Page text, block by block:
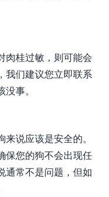
肉桂过敏，则可能会
我们建议您立即联系
事。
说应该是安全的。
保您的狗不会出现任
通常不是问题，但如